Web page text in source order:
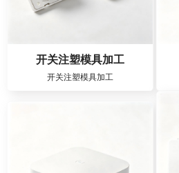
开关注塑模具加工
开关注塑模具加工